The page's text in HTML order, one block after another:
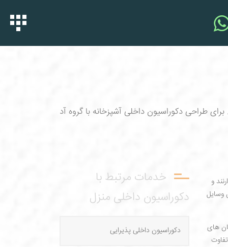
طراحی دکوراسیون داخلی آشپزخانه با گروه آد
خدمات مرتبط با
دکوراسیون داخلی منزل
دکوراسیون داخلی پذیرایی
و
وسایل
های